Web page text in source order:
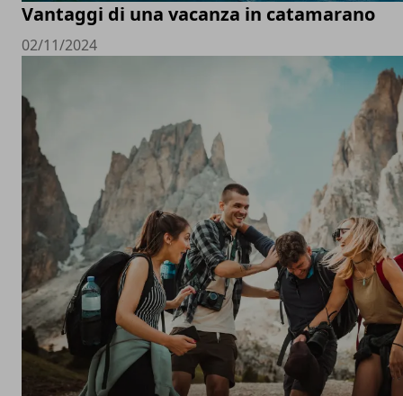
Vantaggi di una vacanza in catamarano
02/11/2024